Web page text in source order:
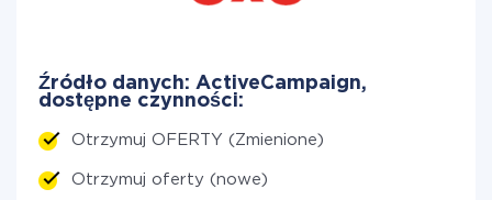
Źródło danych: ActiveCampaign,
dostępne czynności:
Otrzymuj OFERTY (Zmienione)
Otrzymuj oferty (nowe)